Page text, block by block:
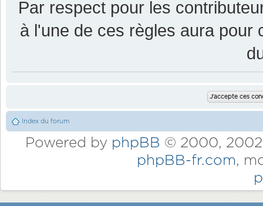
Par respect pour les
à l'une de ces règles aura pour
Index du forum
Powered by phpBB © 2000,
phpBB-fr.com,